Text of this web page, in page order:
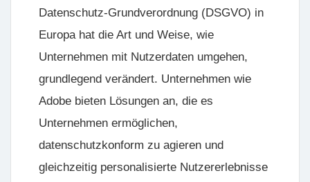
Datenschutz-Grundverordnung (DSGVO) in
Europa hat die Art und Weise, wie
Unternehmen mit Nutzerdaten umgehen,
grundlegend verändert. Unternehmen wie
Adobe bieten Lösungen an, die es
Unternehmen ermöglichen,
datenschutzkonform zu agieren und
gleichzeitig personalisierte Nutzererlebnisse